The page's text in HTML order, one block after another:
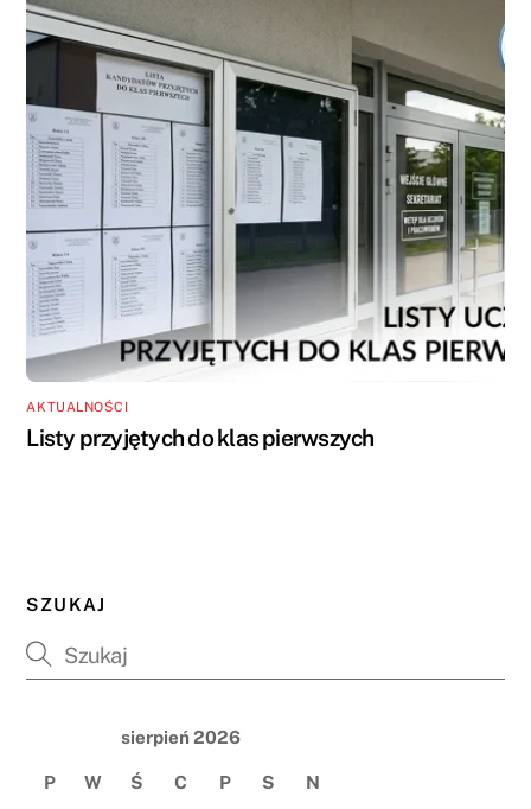
AKTUALNOŚCI
Listy przyjętych do klas pierwszych
SZUKAJ
sierpień 2026
P W Ś C P S N